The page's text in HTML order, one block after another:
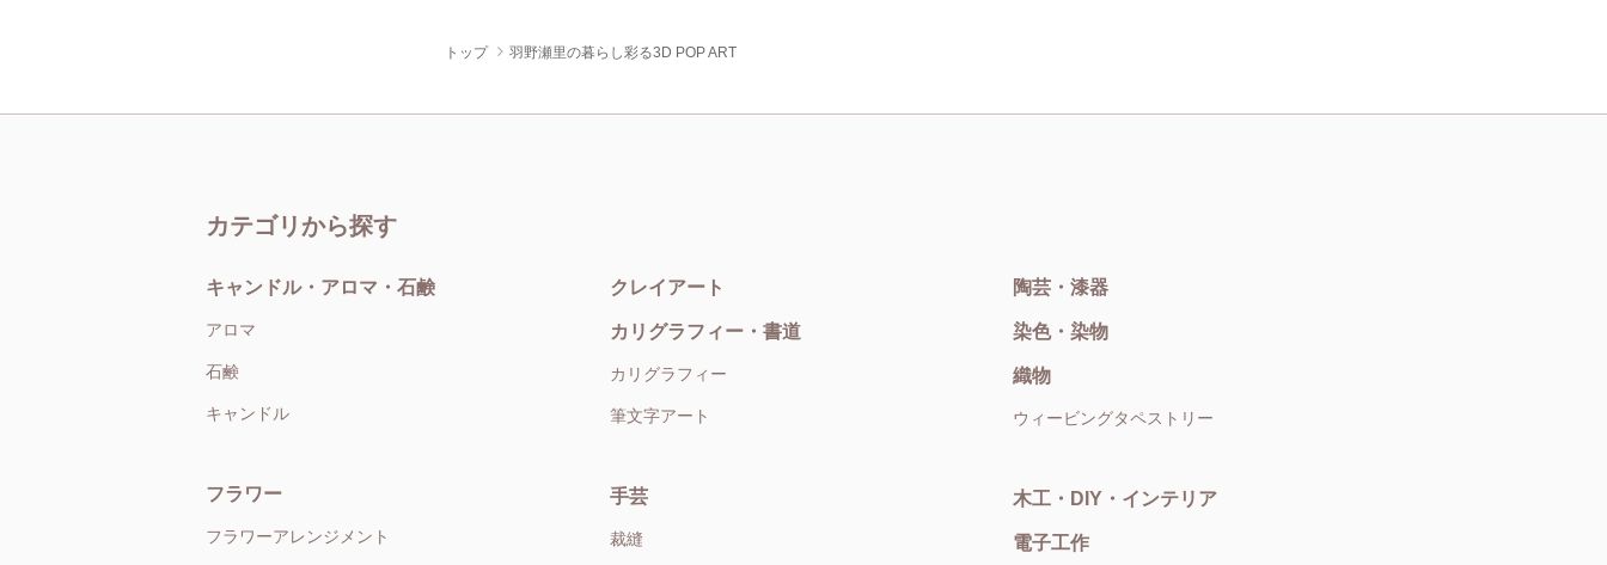
トップ 羽野瀬里の暮らし彩る3D POP ART
カテゴリから探す
キャンドル・アロマ・石鹸
アロマ
石鹸
キャンドル
フラワー
フラワーアレンジメント
クレイアート
カリグラフィー・書道
カリグラフィー
筆文字アート
手芸
裁縫
陶芸・漆器
染色・染物
織物
ウィービングタペストリー
木工・DIY・インテリア
電子工作